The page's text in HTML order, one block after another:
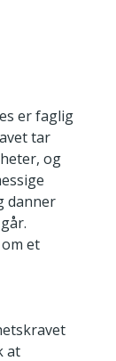
er faglig
tar
og
danner
et
at